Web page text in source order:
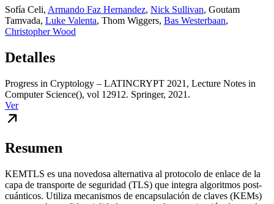
Sofía Celi, Armando Faz Hernandez, Nick Sullivan, Goutam
Tamvada, Luke Valenta, Thom Wiggers, Bas Westerbaan,
Christopher Wood
Detalles
Progress in Cryptology – LATINCRYPT 2021, Lecture Notes in
Computer Science(), vol 12912. Springer, 2021.
Ver
Resumen
KEMTLS es una novedosa alternativa al protocolo de enlace de la
capa de transporte de seguridad (TLS) que integra algoritmos post-
cuánticos. Utiliza mecanismos de encapsulación de claves (KEMs)